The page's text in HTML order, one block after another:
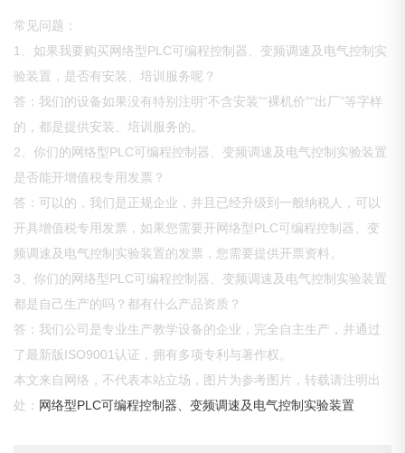
常见问题：
1、如果我要购买网络型PLC可编程控制器、变频调速及电气控制实
验装置，是否有安装、培训服务呢？
答：我们的设备如果没有特别注明“不含安装”“裸机价”“出厂”等字样
的，都是提供安装、培训服务的。
2、你们的网络型PLC可编程控制器、变频调速及电气控制实验装置
是否能开增值税专用发票？
答：可以的，我们是正规企业，并且已经升级到一般纳税人，可以
开具增值税专用发票，如果您需要开网络型PLC可编程控制器、变
频调速及电气控制实验装置的发票，您需要提供开票资料。
3、你们的网络型PLC可编程控制器、变频调速及电气控制实验装置
都是自己生产的吗？都有什么产品资质？
答：我们公司是专业生产教学设备的企业，完全自主生产，并通过
了最新版ISO9001认证，拥有多项专利与著作权。
本文来自网络，不代表本站立场，图片为参考图片，转载请注明出
处： 网络型PLC可编程控制器、变频调速及电气控制实验装置